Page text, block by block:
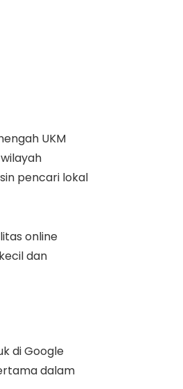
UKM
pencari lokal
online
dan
di Google
dalam